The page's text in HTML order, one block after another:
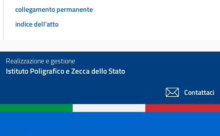
MODALITÀ COMUNI ALLE PROCEDURE DI AFFIDAMENTO
45
46
49
collegamento permanente
indice dell'atto
Realizzazione e gestione
Istituto Poligrafico e Zecca dello Stato
Contattaci